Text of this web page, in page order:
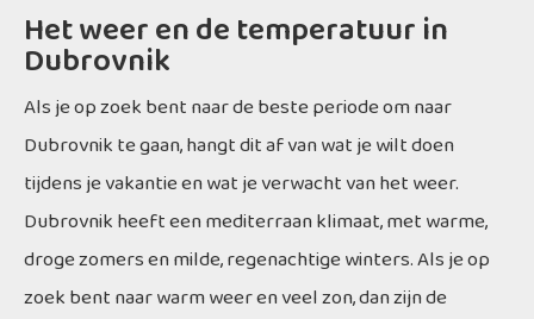
Het weer en de temperatuur in
Dubrovnik
Als je op zoek bent naar de beste periode om naar
Dubrovnik te gaan, hangt dit af van wat je wilt doen
tijdens je vakantie en wat je verwacht van het weer.
Dubrovnik heeft een mediterraan klimaat, met warme,
droge zomers en milde, regenachtige winters. Als je op
zoek bent naar warm weer en veel zon, dan zijn de